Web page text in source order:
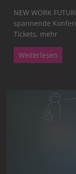
NEW WORK
spannende
Tickets, mehr
Weiterlesen